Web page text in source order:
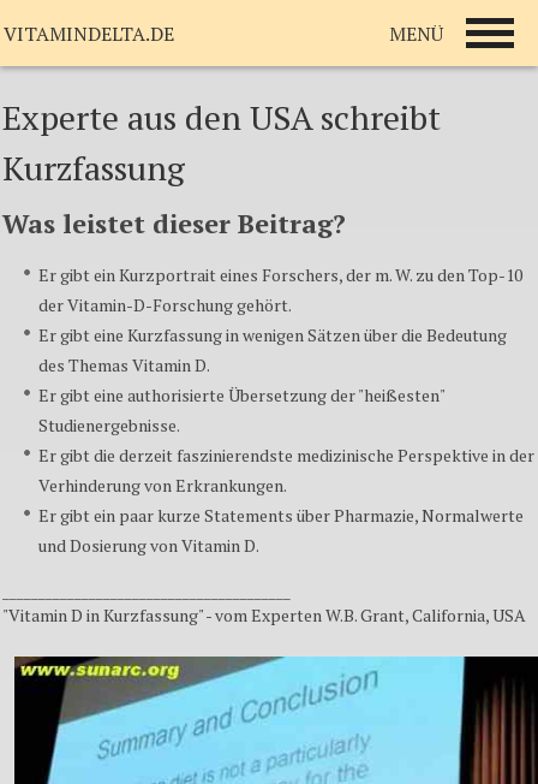
Experte aus den USA schreibt
Kurzfassung
Was leistet dieser Beitrag?
Er gibt ein Kurzportrait eines Forschers, der m. W. zu den Top-10
der Vitamin-D-Forschung gehört.
Er gibt eine Kurzfassung in wenigen Sätzen über die Bedeutung
des Themas Vitamin D.
Er gibt eine authorisierte Übersetzung der "heißesten"
Studienergebnisse.
Er gibt die derzeit faszinierendste medizinische Perspektive in der
Verhinderung von Erkrankungen.
Er gibt ein paar kurze Statements über Pharmazie, Normalwerte
und Dosierung von Vitamin D.
"Vitamin D in Kurzfassung" - vom Experten W.B. Grant, California, USA
VITAMINDELTA.DE MENÜ